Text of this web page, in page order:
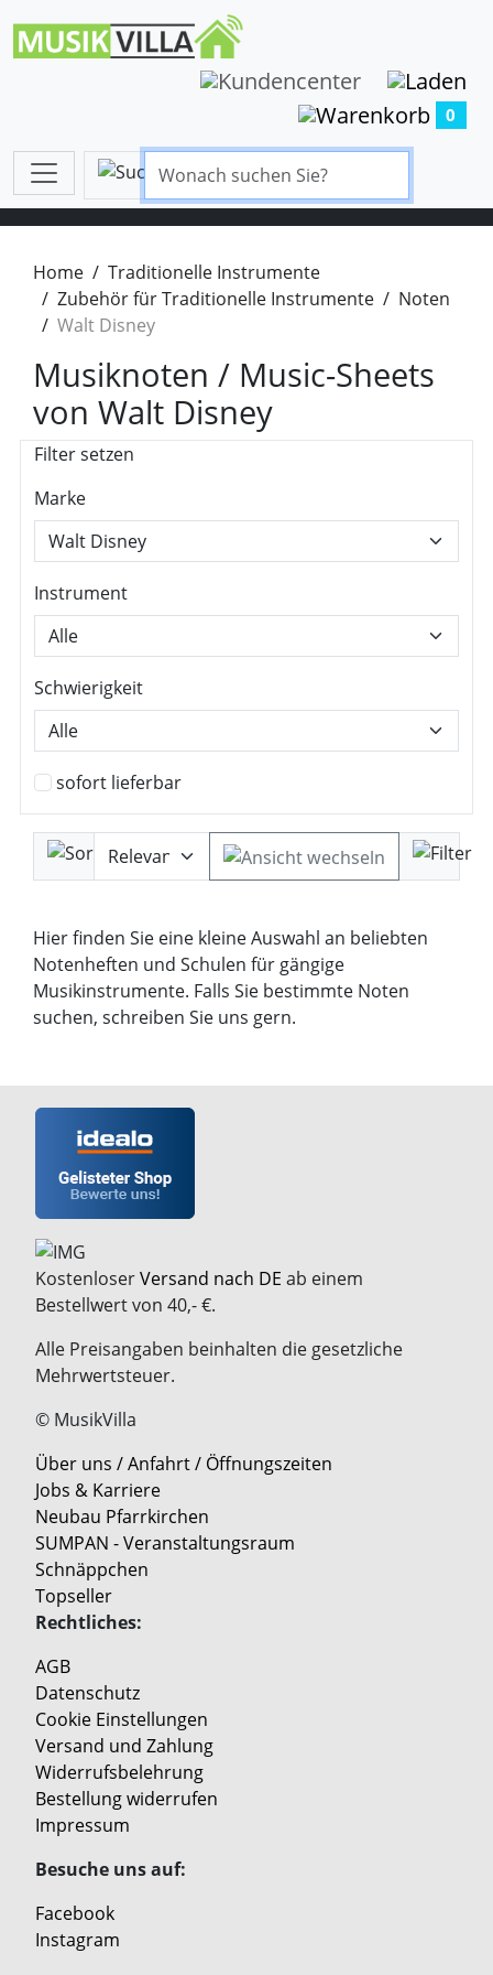
0
Home
Traditionelle Instrumente
Zubehör für Traditionelle Instrumente
Noten
Walt Disney
Musiknoten / Music-Sheets
von Walt Disney
Filter setzen
Marke
Instrument
Schwierigkeit
sofort lieferbar
Hier finden Sie eine kleine Auswahl an beliebten
Notenheften und Schulen für gängige
Musikinstrumente. Falls Sie bestimmte Noten
suchen, schreiben Sie uns gern.
KostenloserVersand nach DE ab einem
Bestellwert von 40,- €.
Alle Preisangaben beinhalten die gesetzliche
Mehrwertsteuer.
© MusikVilla
Über uns / Anfahrt / Öffnungszeiten
Jobs & Karriere
Neubau Pfarrkirchen
SUMPAN - Veranstaltungsraum
Schnäppchen
Topseller
Rechtliches:
AGB
Datenschutz
Cookie Einstellungen
Versand und Zahlung
Widerrufsbelehrung
Bestellung widerrufen
Impressum
Besuche uns auf:
Facebook
Instagram